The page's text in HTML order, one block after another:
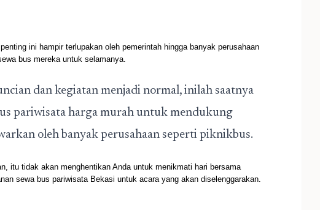
ini hampir terlupakan oleh pemerintah hingga banyak perusahaan
bus mereka untuk selamanya.
dan kegiatan menjadi normal, inilah saatnya
pariwisata harga murah untuk mendukung
oleh banyak perusahaan seperti piknikbus.
itu tidak akan menghentikan Anda untuk menikmati hari bersama
sewa bus pariwisata Bekasi untuk acara yang akan diselenggarakan.